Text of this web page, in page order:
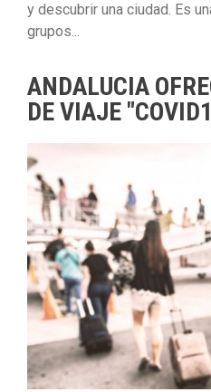
y descubrir una ciudad. Es
grupos...
ANDALUCIA
DE VIAJE